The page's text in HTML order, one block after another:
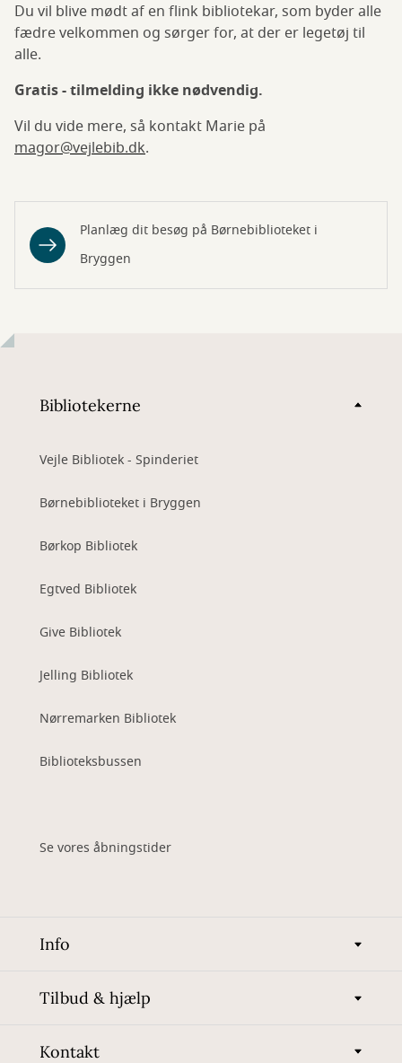
Du vil blive mødt af en flink bibliotekar, som byder alle
fædre velkommen og sørger for, at der er legetøj til
alle.
Gratis - tilmelding ikke nødvendig.
Vil du vide mere, så kontakt Marie på
magor@vejlebib.dk.
Planlæg dit besøg på Børnebiblioteket i
Bryggen
Bibliotekerne
Vejle Bibliotek - Spinderiet
Børnebiblioteket i Bryggen
Børkop Bibliotek
Egtved Bibliotek
Give Bibliotek
Jelling Bibliotek
Nørremarken Bibliotek
Biblioteksbussen
Se vores åbningstider
Info
Tilbud & hjælp
Kontakt